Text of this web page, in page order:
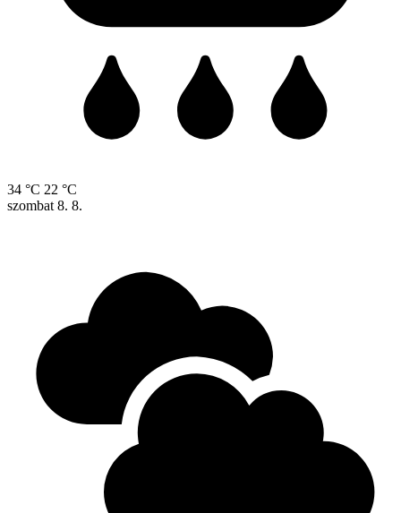
34 °C 22 °C
szombat 8. 8.